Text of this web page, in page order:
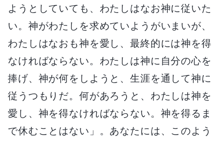
ようとしていても、わたしはなお神に従いた
い。神がわたしを求めていようがいまいが、
わたしはなおも神を愛し、最終的には神を得
なければならない。わたしは神に自分の心を
捧げ、神が何をしようと、生涯を通して神に
従うつもりだ。何があろうと、わたしは神を
愛し、神を得なければならない。神を得るま
で休むことはない」。あなたには、このよう